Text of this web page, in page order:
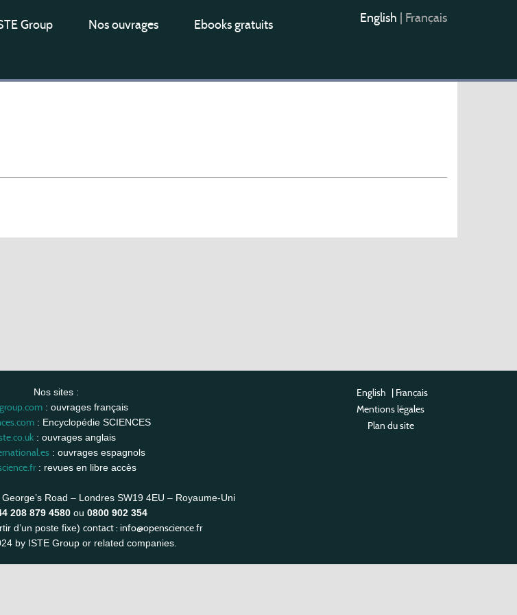
Group Nos ouvrages Ebooks gratuits English Français
Nos sites :
: ouvrages français
: Encyclopédie SCIENCES
: ouvrages anglais
: ouvrages espagnols
: revues en libre accès
Road – Londres SW19 4EU – Royaume-Uni
208 879 4580 ou 0800 902 354
d’un poste fixe) contact : info@openscience.fr
by ISTE Group or related companies.
English | Français
Mentions légales
Plan du site